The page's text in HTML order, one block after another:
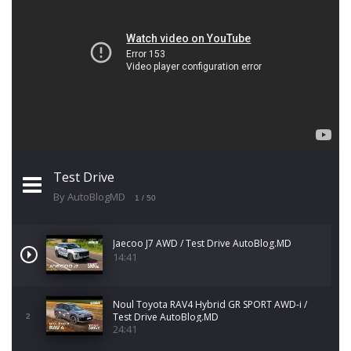
Test Drive
By AutoBlogMD 1 / 50
Jaecoo J7 AWD / Test Drive AutoBlog.MD
14:41
2
Noul Toyota RAV4 Hybrid GR SPORT AWD-i /
Test Drive AutoBlog.MD
24:41